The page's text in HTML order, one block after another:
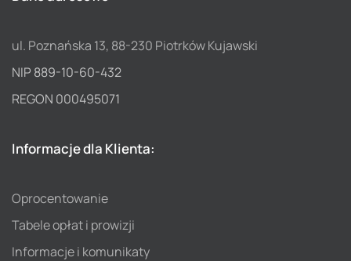
ul. Poznańska 13, 88-230 Piotrków Kujawski
NIP 889-10-60-432
REGON 000495071
Informacje dla Klienta:
Oprocentowanie
Tabele opłat i prowizji
Informacje i komunikaty